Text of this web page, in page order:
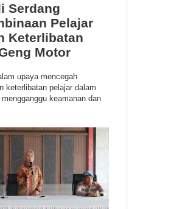
Serdang
Pelajar
Keterlibatan
Motor
upaya mencegah
keterlibatan pelajar dalam
keamanan dan